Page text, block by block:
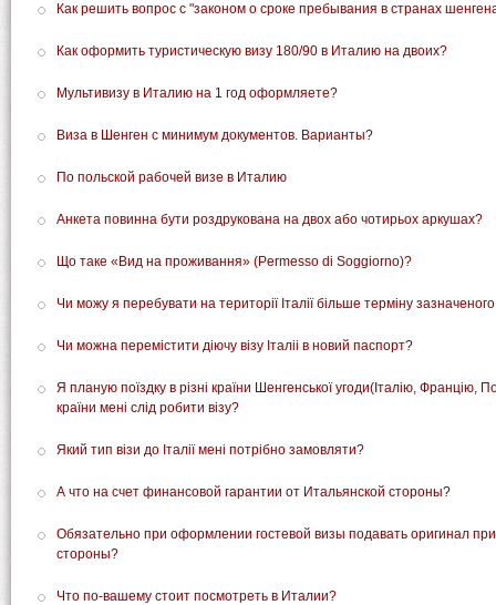
Как решить вопрос с "законом о сроке пребывания в странах
Как оформить туристическую визу 180/90 в Италию на двоих?
Мультивизу в Италию на 1 год оформляете?
Виза в Шенген с минимум документов. Варианты?
По польской рабочей визе в Италию
Анкета повинна бути роздрукована на двох або чотирьох аркушах?
Що таке «Вид на проживання» (Permesso di Soggiorno)?
Чи можу я перебувати на території Італії більше терміну зазначеного
Чи можна перемістити діючу візу Італіі в новий паспорт?
Я планую поїздку в різні країни Шенгенської угоди(Італію, Францію,
країни мені слід робити візу?
Який тип візи до Італії мені потрібно замовляти?
А что на счет финансовой гарантии от Итальянской стороны?
Обязательно при оформлении гостевой визы подавать оригинал
стороны?
Что по-вашему стоит посмотреть в Италии?